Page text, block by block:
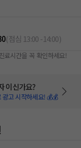
(점심 13:00-14:00)
료시간을 꼭 확인하세요!
이신가요?
광고 시작하세요! 💰💰